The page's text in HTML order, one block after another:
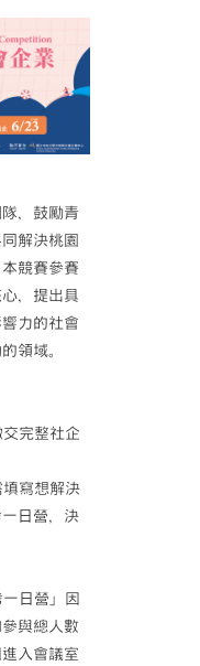
，鼓勵青
解決桃園
競賽參賽
，提出具
力的社會
領域。
完整社企
寫想解決
日營，決
日營」因
與總人數
入會議室